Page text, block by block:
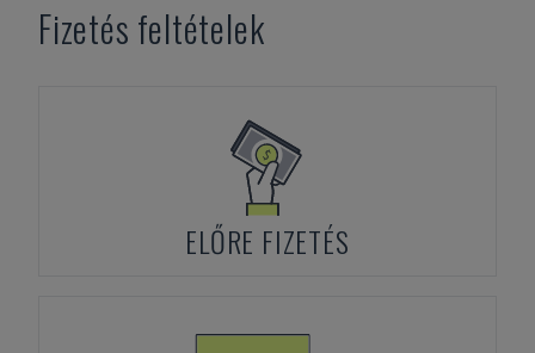
Fizetés feltételek
ELŐRE FIZETÉS